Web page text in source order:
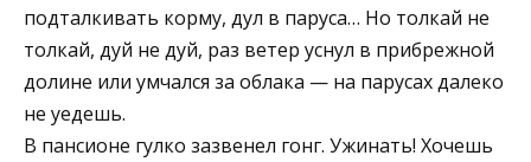
подталкивать корму, дул в паруса… Но толкай не
толкай, дуй не дуй, раз ветер уснул в прибрежной
долине или умчался за облака — на парусах далеко
не уедешь.
В пансионе гулко зазвенел гонг. Ужинать! Хочешь